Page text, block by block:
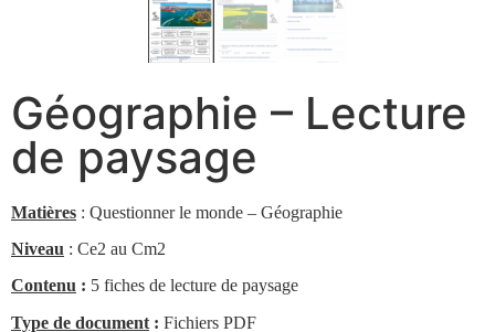
Géographie – Lecture
de paysage
Matières : Questionner le monde – Géographie
Niveau : Ce2 au Cm2
Contenu : 5 fiches de lecture de paysage
Type de document : Fichiers PDF